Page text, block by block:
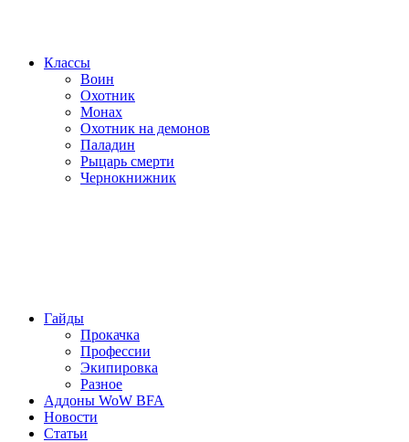
Классы
Воин
Охотник
Монах
Охотник на демонов
Паладин
Рыцарь смерти
Чернокнижник
Гайды
Прокачка
Профессии
Экипировка
Разное
Аддоны WoW BFA
Новости
Статьи